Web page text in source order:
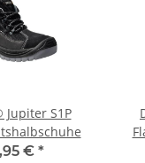
Jupiter S1P
€ *